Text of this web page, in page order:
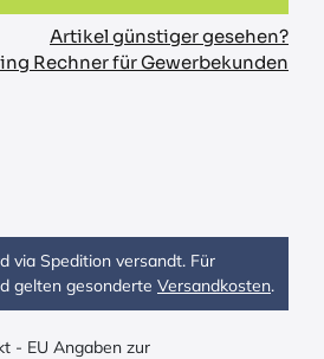
Artikel günstiger gesehen?
Rechner für Gewerbekunden
via Spedition versandt. Für
gelten gesonderte Versandkosten.
- EU Angaben zur